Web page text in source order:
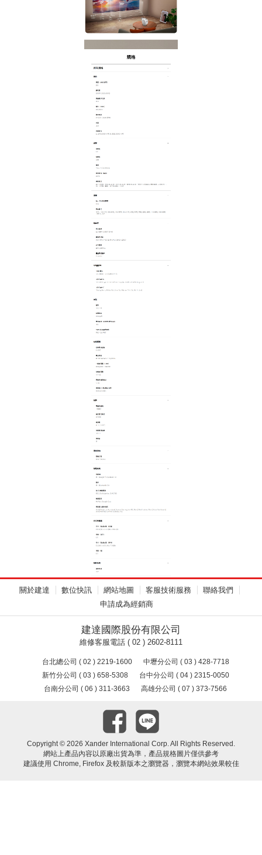
關於建達 數位快訊 網站地圖 客服技術服務
聯絡我們
申請成為經銷商
建達國際股份有限公司
維修客服電話 ( 02 ) 2602-8111
台北總公司 ( 02 ) 2219-1600
中壢分公司 ( 03 ) 428-7718
新竹分公司 ( 03 ) 658-5308
台中分公司 ( 04 ) 2315-0050
台南分公司 ( 06 ) 311-3663
高雄分公司 ( 07 ) 373-7566
Copyright © 2026 Xander International Corp. All Rights Reserved.
網站上產品內容以原廠出貨為準，產品規格圖片僅供參考
建議使用 Chrome, Firefox 及較新版本之瀏覽器，瀏覽本網站效果較佳